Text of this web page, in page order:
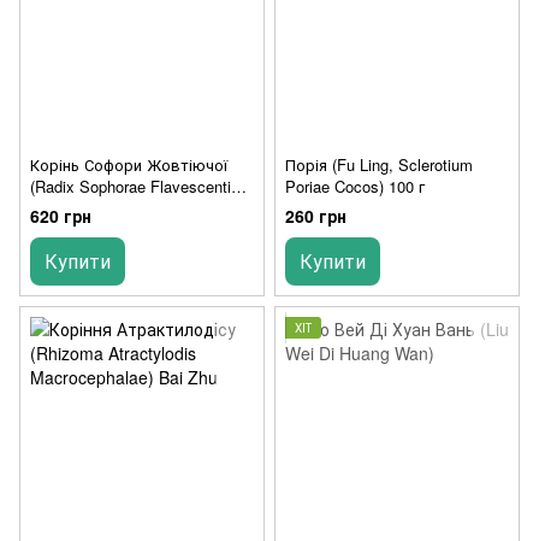
Корінь Софори Жовтіючої
(Radix Sophorae Flavescentis)
Ku Shen
620 грн
Купити
Порія (Fu Ling, Sclerotium
Poriae Cocos) 100 г
260 грн
Купити
ХІТ